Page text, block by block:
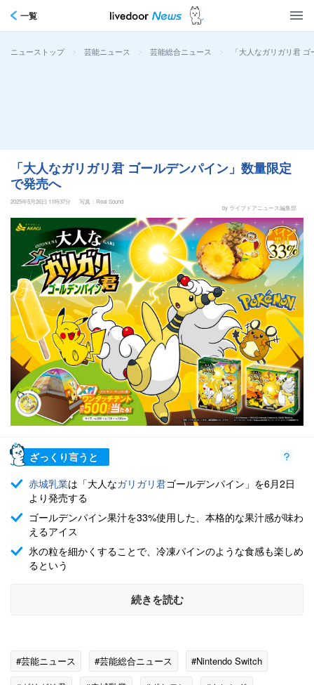
一覧
ニューストップ > 芸能ニュース > 芸能総合ニュース > 「大人なガリガリ君
「大人なガリガリ君 ゴールデンパイン」数量限定
で発売へ
2025年5月26日 11時37分
写真：Real Sound
by ライブドアニュース編集部
ざっくり言うと
赤城乳業は「大人なガリガリ君ゴールデンパイン」を6月2日
より発売する
ゴールデンパイン果汁を33%使用した、本格的な果汁感が味わ
えるアイス
氷の粒を細かくすることで、冷凍パインのような食感も楽しめ
るという
続きを読む
#芸能ニュース #芸能総合ニュース
#Nintendo Switch